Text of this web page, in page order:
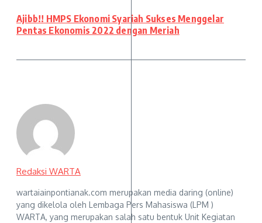
Ajibb!! HMPS Ekonomi Syariah Sukses Menggelar
Pentas Ekonomis 2022 dengan Meriah
Redaksi WARTA
wartaiainpontianak.com merupakan media daring (online)
yang dikelola oleh Lembaga Pers Mahasiswa (LPM )
WARTA, yang merupakan salah satu bentuk Unit Kegiatan